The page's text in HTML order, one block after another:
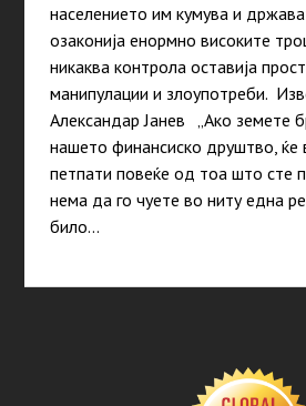
населението им кумува и
озаконија енормно високите
никаква контрола оставија
манипулации и злоупотреби.
Александар Јанев „Ако земете
нашето финансиско друштво, ќе
петпати повеќе од тоа што сте
нема да го чуете во ниту една
било…